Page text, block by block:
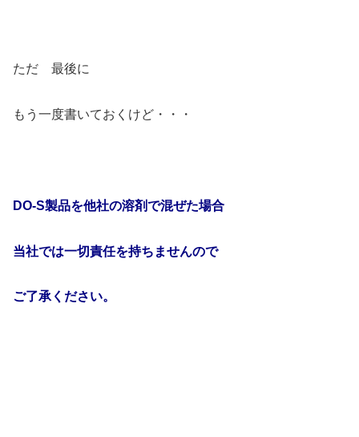
ただ 最後に
もう一度書いておくけど・・・
DO-S製品を他社の溶剤で混ぜた場合
当社では一切責任を持ちませんので
ご了承ください。